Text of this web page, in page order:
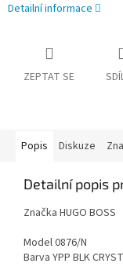
Detailní informace
ZEPTAT SE
Popis Diskuze
Detailní popis
Značka HUGO BOSS
Model 0876/N
Barva YPP BLK CRYST